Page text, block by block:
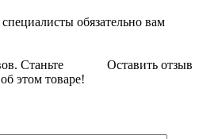
обязательно вам
Оставить отзыв
Станьте
этом товаре!